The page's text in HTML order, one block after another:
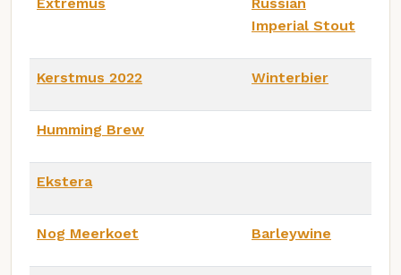
Imperial Stout
Kerstmus 2022 Winterbier
Humming Brew
Ekstera
Nog Meerkoet Barleywine